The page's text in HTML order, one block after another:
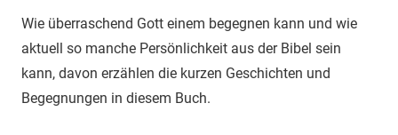
Wie überraschend Gott einem begegnen kann und wie
aktuell so manche Persönlichkeit aus der Bibel sein
kann, davon erzählen die kurzen Geschichten und
Begegnungen in diesem Buch.